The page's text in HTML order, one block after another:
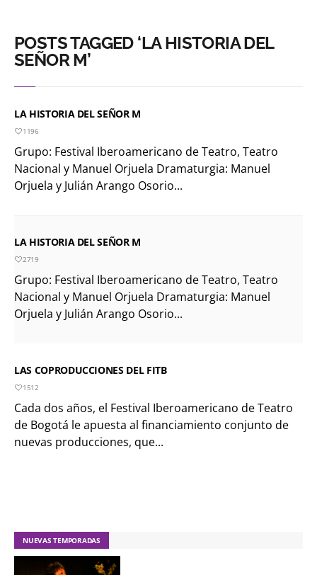
POSTS TAGGED ‘LA HISTORIA DEL
SEÑOR M’
LA HISTORIA DEL SEÑOR M
1196
Grupo: Festival Iberoamericano de Teatro, Teatro
Nacional y Manuel Orjuela Dramaturgia: Manuel
Orjuela y Julián Arango Osorio...
LA HISTORIA DEL SEÑOR M
2719
Grupo: Festival Iberoamericano de Teatro, Teatro
Nacional y Manuel Orjuela Dramaturgia: Manuel
Orjuela y Julián Arango Osorio...
LAS COPRODUCCIONES DEL FITB
1512
Cada dos años, el Festival Iberoamericano de Teatro
de Bogotá le apuesta al financiamiento conjunto de
nuevas producciones, que...
NUEVAS TEMPORADAS